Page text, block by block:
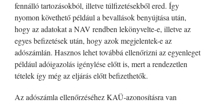
fennálló tartozásokból, illetve túlfizetésekből ered. Így
nyomon követhető például a bevallások benyújtása után,
hogy az adatokat a NAV rendben lekönyvelte-e, illetve az
egyes befizetések után, hogy azok megjelentek-e az
adószámlán. Hasznos lehet továbbá ellenőrizni az egyenleget
például adóigazolás igénylése előtt is, mert a rendezetlen
tételek így még az eljárás előtt befizethetők.
Az adószámla ellenőrzéséhez KAÜ-azonosításra van